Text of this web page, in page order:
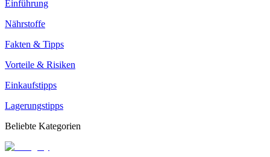
Einführung
Nährstoffe
Fakten & Tipps
Vorteile & Risiken
Einkaufstipps
Lagerungstipps
Beliebte Kategorien